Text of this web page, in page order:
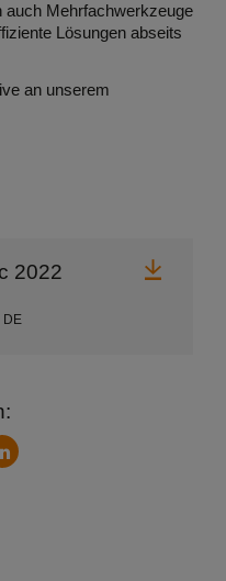
auch Mehrfachwerkzeuge
Lösungen abseits
an unserem
2022
DE
LinkedIn